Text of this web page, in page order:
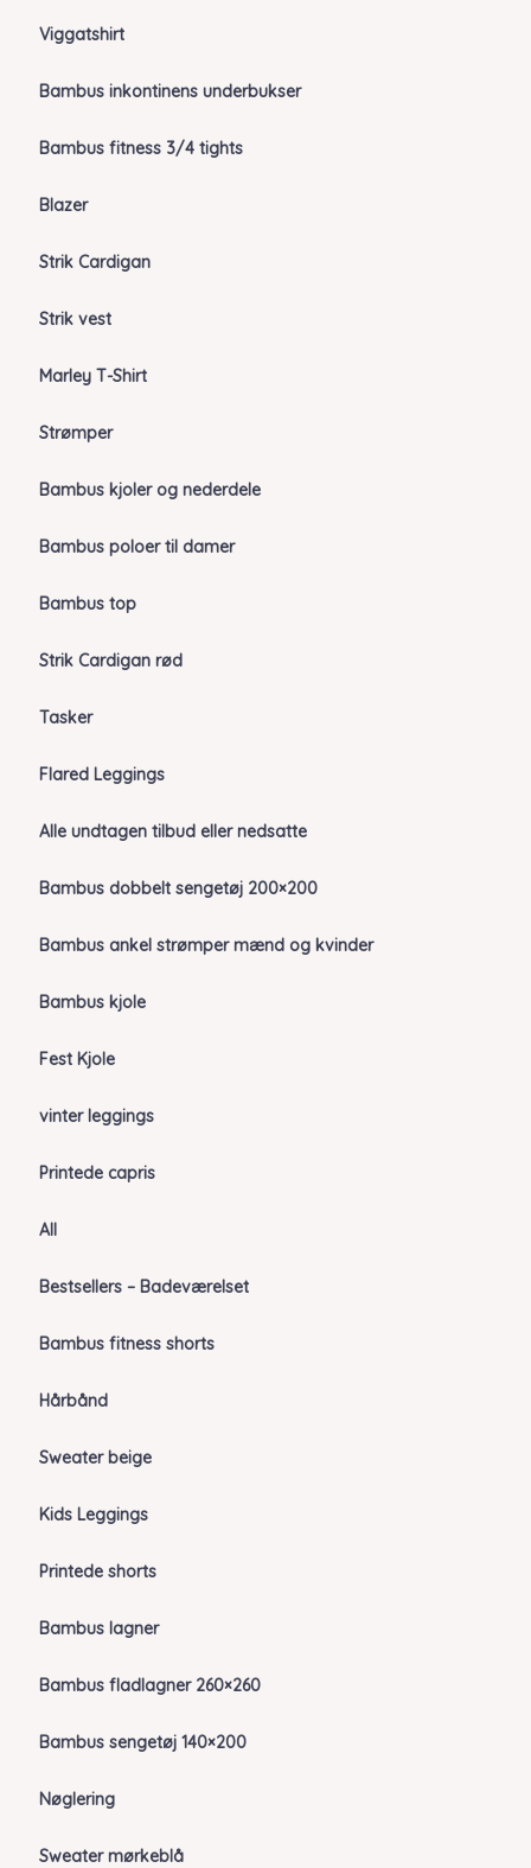
Viggatshirt
Bambus inkontinens underbukser
Bambus fitness 3/4 tights
Blazer
Strik Cardigan
Strik vest
Marley T-Shirt
Strømper
Bambus kjoler og nederdele
Bambus poloer til damer
Bambus top
Strik Cardigan rød
Tasker
Flared Leggings
Alle undtagen tilbud eller nedsatte
Bambus dobbelt sengetøj 200×200
Bambus ankel strømper mænd og kvinder
Bambus kjole
Fest Kjole
vinter leggings
Printede capris
All
Bestsellers – Badeværelset
Bambus fitness shorts
Hårbånd
Sweater beige
Kids Leggings
Printede shorts
Bambus lagner
Bambus fladlagner 260×260
Bambus sengetøj 140×200
Nøglering
Sweater mørkeblå